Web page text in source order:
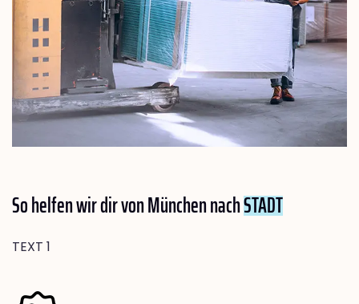
So helfen wir dir von München nachSTADT
TEXT 1